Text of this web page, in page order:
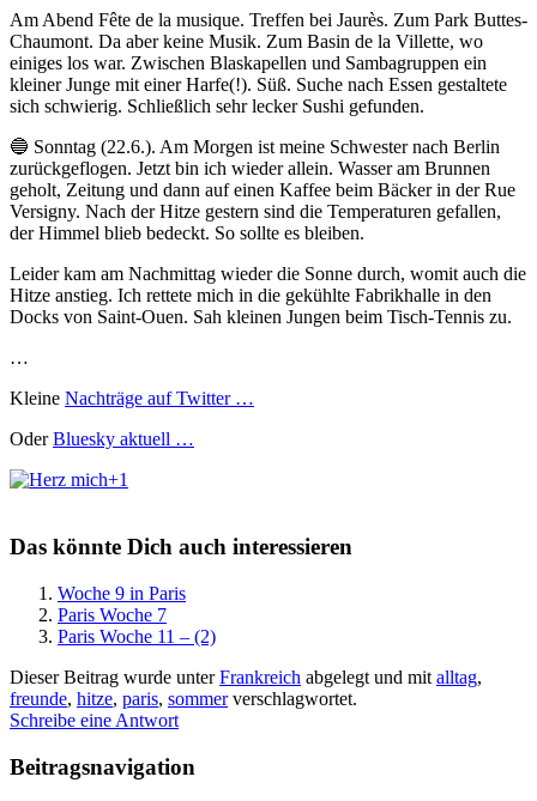
Am Abend Fête de la musique. Treffen bei Jaurès. Zum Park Buttes-
Chaumont. Da aber keine Musik. Zum Basin de la Villette, wo
einiges los war. Zwischen Blaskapellen und Sambagruppen ein
kleiner Junge mit einer Harfe(!). Süß. Suche nach Essen gestaltete
sich schwierig. Schließlich sehr lecker Sushi gefunden.
🔵 Sonntag (22.6.). Am Morgen ist meine Schwester nach Berlin
zurückgeflogen. Jetzt bin ich wieder allein. Wasser am Brunnen
geholt, Zeitung und dann auf einen Kaffee beim Bäcker in der Rue
Versigny. Nach der Hitze gestern sind die Temperaturen gefallen,
der Himmel blieb bedeckt. So sollte es bleiben.
Leider kam am Nachmittag wieder die Sonne durch, womit auch die
Hitze anstieg. Ich rettete mich in die gekühlte Fabrikhalle in den
Docks von Saint-Ouen. Sah kleinen Jungen beim Tisch-Tennis zu.
…
Kleine Nachträge auf Twitter …
OderBluesky aktuell …
+1
Das könnte Dich auch interessieren
Woche 9 in Paris
Paris Woche 7
Paris Woche 11 – (2)
Dieser Beitrag wurde unterFrankreich abgelegt und mit alltag,
freunde, hitze, paris, sommerverschlagwortet.
Schreibe eine Antwort
Beitragsnavigation